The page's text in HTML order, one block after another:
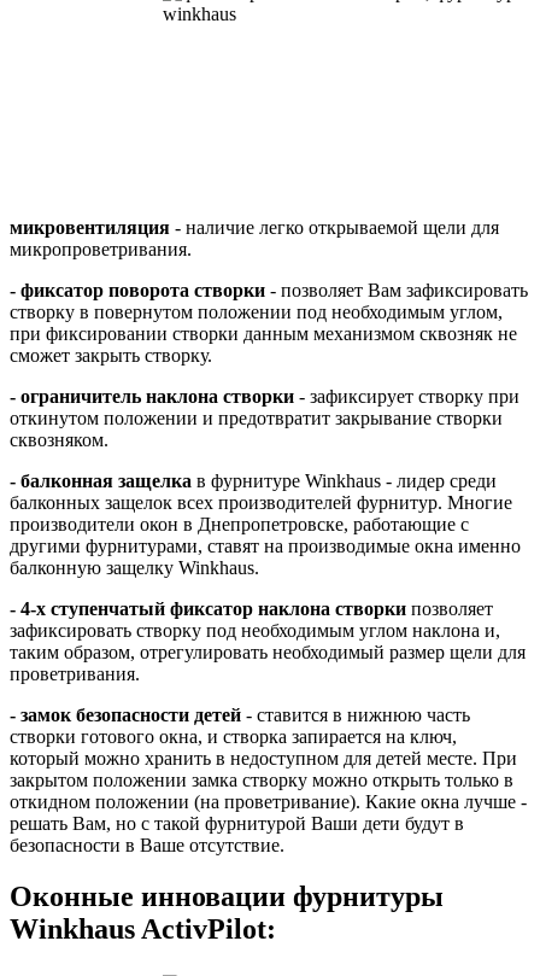
микровентиляция - наличие легко открываемой щели для
микропроветривания.
- фиксатор поворота створки - позволяет Вам зафиксировать
створку в повернутом положении под необходимым углом,
при фиксировании створки данным механизмом сквозняк не
сможет закрыть створку.
- ограничитель наклона створки - зафиксирует створку при
откинутом положении и предотвратит закрывание створки
сквозняком.
- балконная защелка в фурнитуре Winkhaus - лидер среди
балконных защелок всех производителей фурнитур. Многие
производители окон в Днепропетровске, работающие с
другими фурнитурами, ставят на производимые окна именно
балконную защелку Winkhaus.
- 4-х ступенчатый фиксатор наклона створки позволяет
зафиксировать створку под необходимым углом наклона и,
таким образом, отрегулировать необходимый размер щели для
проветривания.
- замок безопасности детей - ставится в нижнюю часть
створки готового окна, и створка запирается на ключ,
который можно хранить в недоступном для детей месте. При
закрытом положении замка створку можно открыть только в
откидном положении (на проветривание). Какие окна лучше -
решать Вам, но с такой фурнитурой Ваши дети будут в
безопасности в Ваше отсутствие.
Оконные инновации фурнитуры
Winkhaus ActivPilot: